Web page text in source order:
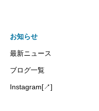
お知らせ
最新ニュース
ブログ一覧
Instagram[↗]